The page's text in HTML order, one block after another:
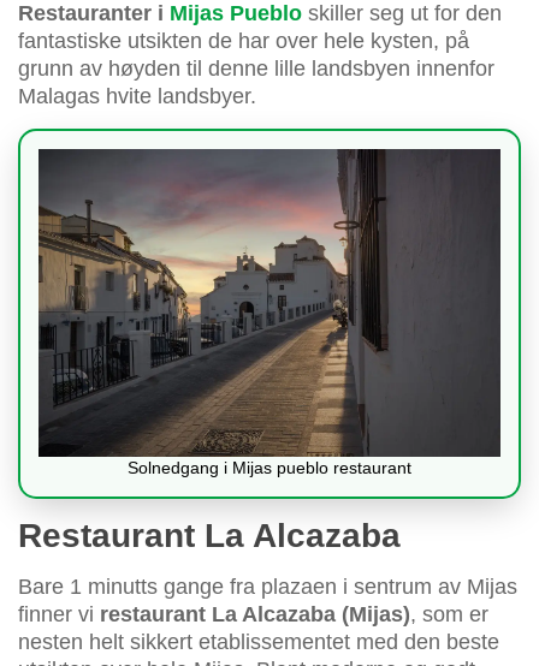
Restauranter i Mijas Pueblo skiller seg ut for den
fantastiske utsikten de har over hele kysten, på
grunn av høyden til denne lille landsbyen innenfor
Malagas hvite landsbyer.
Solnedgang i Mijas pueblo restaurant
Restaurant La Alcazaba
Bare 1 minutts gange fra plazaen i sentrum av Mijas
finner vi restaurant La Alcazaba (Mijas), som er
nesten helt sikkert etablissementet med den beste